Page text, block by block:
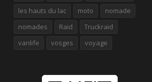
les hauts du lac
moto
nomade
nomades
Raid
Truckraid
vanlife
vosges voyage